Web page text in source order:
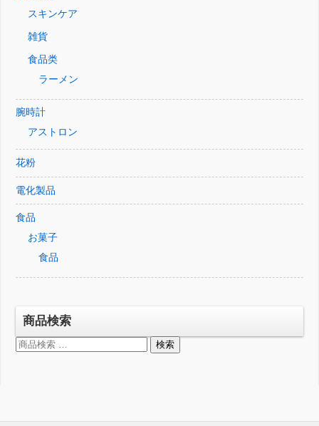
スキンケア
雑貨
食品类
ラーメン
腕時計
アストロン
花粉
電化製品
食品
お菓子
食品
商品検索
検
検索